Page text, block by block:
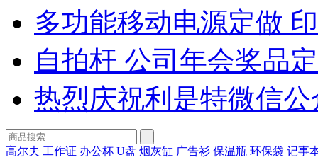
多功能移动电源定做
自拍杆 公司年会奖品
热烈庆祝利是特微信
高尔夫 工作证 办公杯 U盘 烟灰缸 广告衫 保温瓶 环保袋 记事